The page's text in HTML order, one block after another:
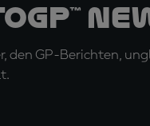
den GP-Berichten,